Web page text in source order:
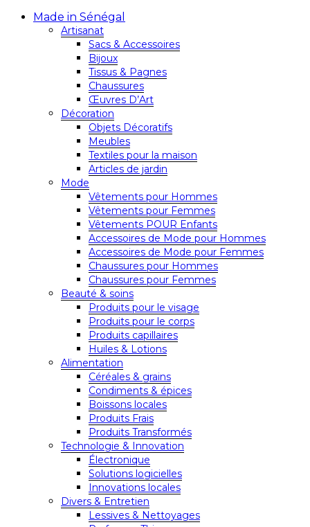
Made in Sénégal
Artisanat
Sacs & Accessoires
Bijoux
Tissus & Pagnes
Chaussures
Œuvres D’Art
Décoration
Objets Décoratifs
Meubles
Textiles pour la maison
Articles de jardin
Mode
Vêtements pour Hommes
Vêtements pour Femmes
Vêtements POUR Enfants
Accessoires de Mode pour Hommes
Accessoires de Mode pour Femmes
Chaussures pour Hommes
Chaussures pour Femmes
Beauté & soins
Produits pour le visage
Produits pour le corps
Produits capillaires
Huiles & Lotions
Alimentation
Céréales & grains
Condiments & épices
Boissons locales
Produits Frais
Produits Transformés
Technologie & Innovation
Électronique
Solutions logicielles
Innovations locales
Divers & Entretien
Lessives & Nettoyages